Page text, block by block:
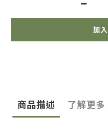
加
商品描述 了解更多